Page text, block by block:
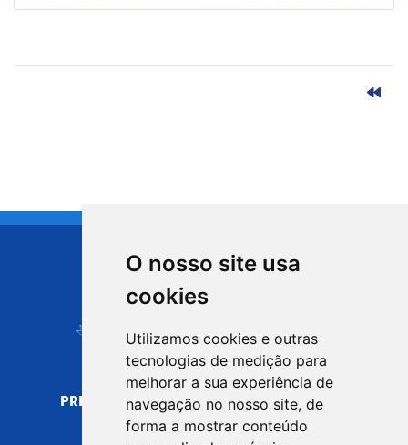
O nosso site usa
cookies
Utilizamos cookies e outras
tecnologias de medição para
melhorar a sua experiência de
navegação no nosso site, de
forma a mostrar conteúdo
CIDADE DE
Carapicuíba
PREFEITURA MUNICIPAL DE CARAPICUÍBA
CNPJ: 44.892.693/0001-40